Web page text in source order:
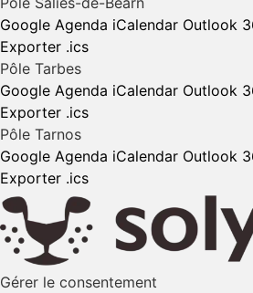
Google Agenda iCalendar Outlook
Exporter .ics
Pôle Tarbes
Google Agenda iCalendar Outlook
Exporter .ics
Pôle Tarnos
Google Agenda iCalendar Outlook
Exporter .ics
Gérer le consentement